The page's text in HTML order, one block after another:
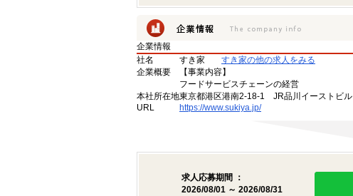
企業情報
社名
すき家
すき家の他の求人をみる
企業概要
【事業内容】
フードサービスチェーンの経営
本社所在地東京都港区港南2-18-1 JR品川イーストビル
URL
https://www.sukiya.jp/
求人応募期間 ：
2026/08/01 ～ 2026/08/31